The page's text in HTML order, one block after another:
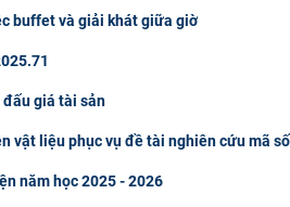
buffet và giải khát giữa giờ
đấu giá tài sản
vật liệu phục vụ đề tài nghiên cứu mã
năm học 2025 - 2026